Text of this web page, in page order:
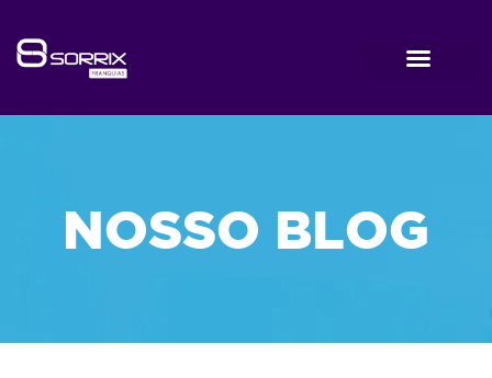
NOSSO BLOG